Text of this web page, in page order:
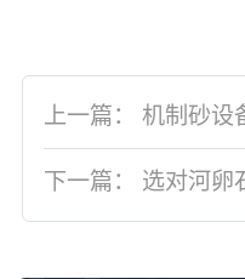
上一篇： 机制砂设
下一篇： 选对河卵